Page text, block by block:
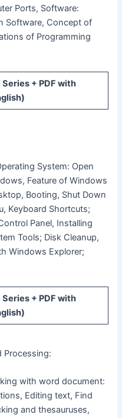
Ports, Software:
Software, Concept of
of Programming
+ PDF with
System: Open
Feature of Windows
Booting, Shut Down
Keyboard Shortcuts;
Panel, Installing
Tools; Disk Cleanup,
Windows Explorer;
+ PDF with
Processing:
with word document:
Editing text, Find
and thesauruses,